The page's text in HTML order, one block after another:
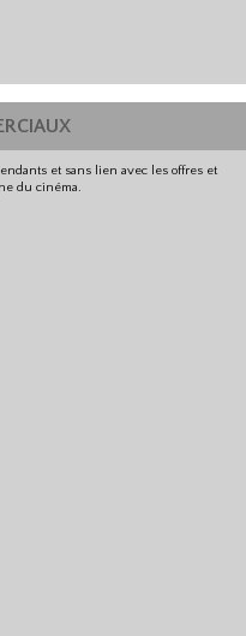
et sans lien avec les offres et
du cinéma.